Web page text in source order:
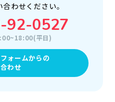
わせください。
92-0527
平日)
ォームからの
わせ